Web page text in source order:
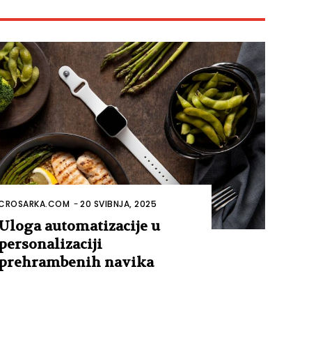
-20 SVIBNJA, 2025
automatizacije u
navika